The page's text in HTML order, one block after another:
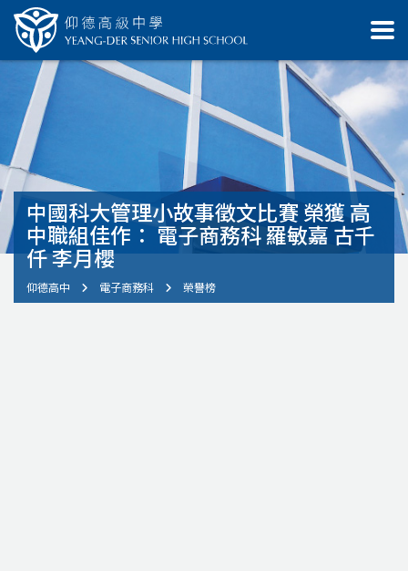
中國科大管理小故事徵文比賽 榮獲 高
中職組佳作： 電子商務科 羅敏嘉 古千
仟 李月櫻
仰德高中 電子商務科 榮譽榜